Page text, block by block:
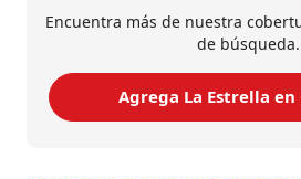
Encuentra más de nuestra
de búsqueda.
Agrega La Estrella